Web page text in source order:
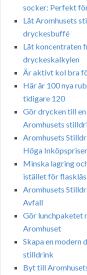
socker: Perfekt
Låt Aromhusets
dryckesbuffé
Låt koncentraten
dryckeskalkylen
Är aktivt kol bra
Här är 100 nya
tidigare 120
Gör drycken till
Aromhusets
Aromhusets
Höga Inköpspriser
Minska lagring
istället för
Aromhusets
Avfall
Gör lunchpaketet
Aromhuset
Skapa en modern
stilldrink
Byt till